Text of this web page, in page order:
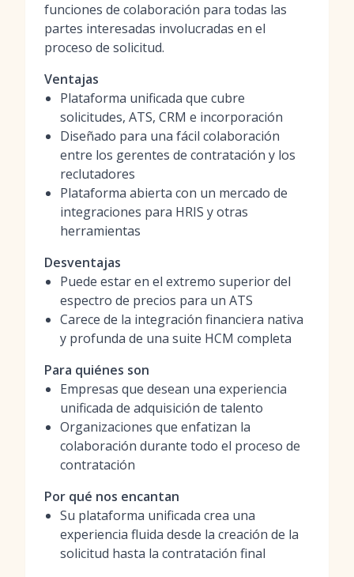
funciones de colaboración para todas las
partes interesadas involucradas en el
proceso de solicitud.
Ventajas
Plataforma unificada que cubre
solicitudes, ATS, CRM e incorporación
Diseñado para una fácil colaboración
entre los gerentes de contratación y los
reclutadores
Plataforma abierta con un mercado de
integraciones para HRIS y otras
herramientas
Desventajas
Puede estar en el extremo superior del
espectro de precios para un ATS
Carece de la integración financiera nativa
y profunda de una suite HCM completa
Para quiénes son
Empresas que desean una experiencia
unificada de adquisición de talento
Organizaciones que enfatizan la
colaboración durante todo el proceso de
contratación
Por qué nos encantan
Su plataforma unificada crea una
experiencia fluida desde la creación de la
solicitud hasta la contratación final